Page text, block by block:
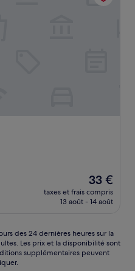
Le
nouveau
prix
33 €
33 €
taxes et frais compris
13 août - 14 août
des 24 dernières heures sur la
Les prix et la disponibilité sont
supplémentaires peuvent